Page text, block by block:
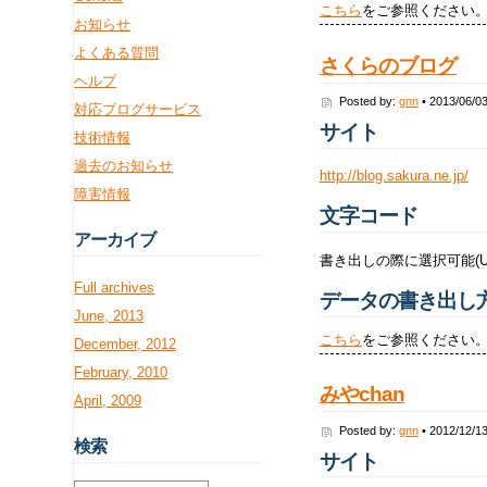
こちら をご参照ください。
さくらのブログ
Posted by: gnn• 2013/06/03
サイト
http://blog.sakura.ne.jp/
文字コード
書き出しの際に選択可能
データの書き出し
こちら をご参照ください。
みやchan
Posted by: gnn• 2012/12/13
サイト
お知らせ
よくある質問
ヘルプ
対応ブログサービス
技術情報
過去のお知らせ
障害情報
アーカイブ
Full archives
June, 2013
December, 2012
February, 2010
April, 2009
検索